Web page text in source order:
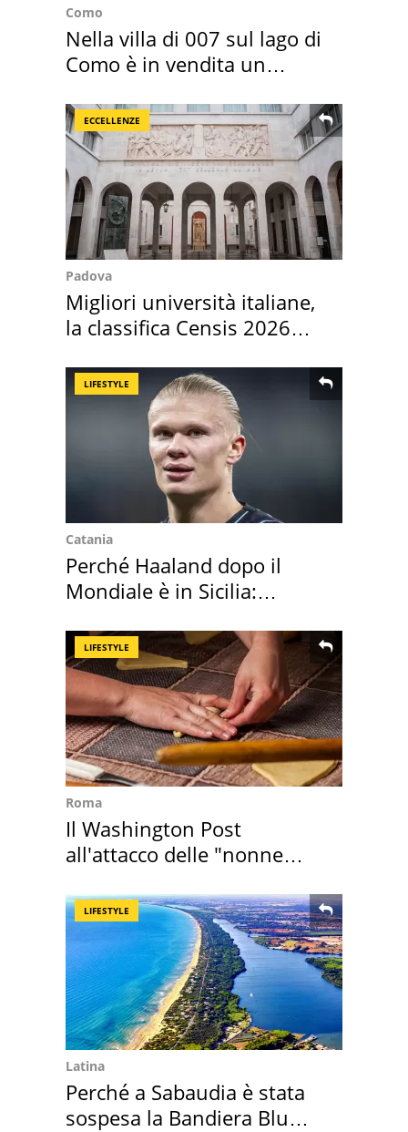
Como
Nella villa di 007 sul lago di
Como è in vendita un
ECCELLENZE
Padova
Migliori università italiane,
la classifica Censis 2026
LIFESTYLE
Catania
Perché Haaland dopo il
Mondiale è in Sicilia:
LIFESTYLE
Roma
Il Washington Post
all'attacco delle "nonne
LIFESTYLE
Latina
Perché a Sabaudia è stata
sospesa la Bandiera Blu